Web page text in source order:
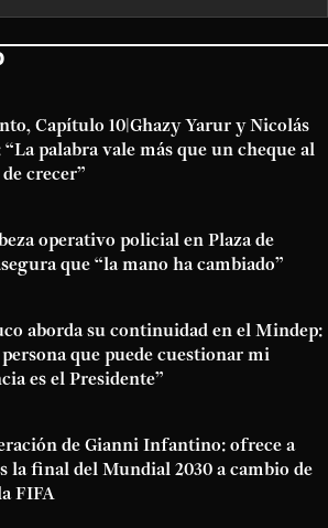
Capítulo 10|Ghazy Yarur y Nicolás
palabra vale más que un cheque al
crecer”
operativo policial en Plaza de
que “la mano ha cambiado”
aborda su continuidad en el Mindep:
que puede cuestionar mi
es el Presidente”
de Gianni Infantino: ofrece a
la final del Mundial 2030 a cambio de
FIFA